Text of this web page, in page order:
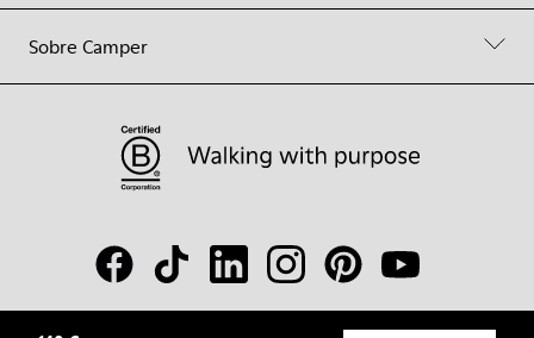
Sobre Camper